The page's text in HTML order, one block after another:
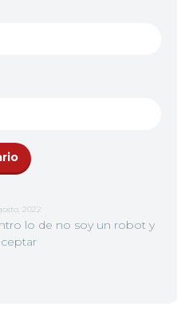
2022
lo de no soy un robot y